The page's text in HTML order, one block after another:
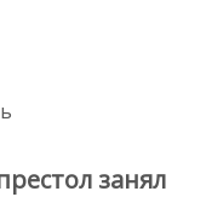
занял